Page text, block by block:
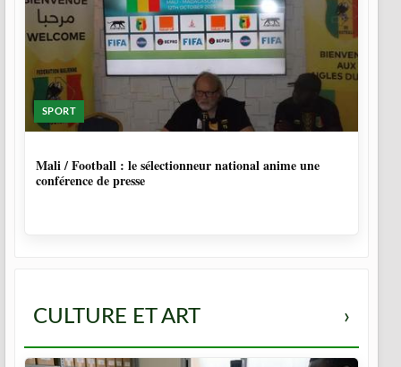
SPORT
Mali / Football : le sélectionneur national anime une
conférence de presse
CULTURE ET ART ›